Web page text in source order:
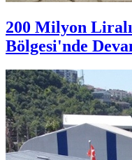
200 Milyon
Bölgesi'nde